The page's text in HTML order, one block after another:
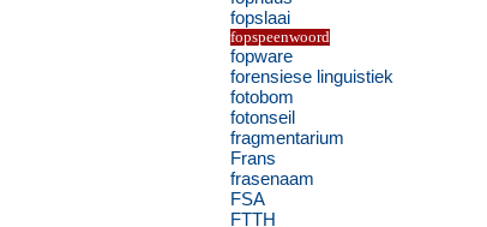
fopslaai
fopspeenwoord
fopware
forensiese linguistiek
fotobom
fotonseil
fragmentarium
Frans
frasenaam
FSA
FTTH